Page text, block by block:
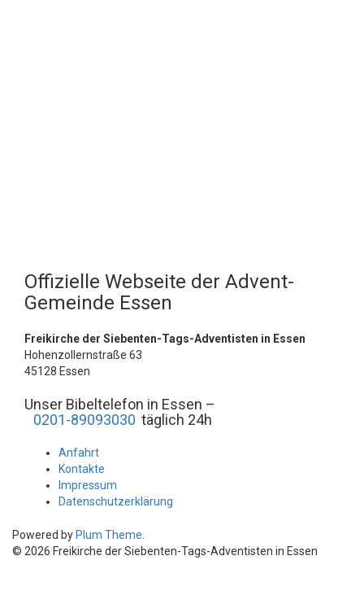
Offizielle Webseite der Advent-
Gemeinde Essen
Freikirche der Siebenten-Tags-Adventisten in Essen
Hohenzollernstraße 63
45128 Essen
Unser Bibeltelefon in Essen –
0201-89093030 täglich 24h
Anfahrt
Kontakte
Impressum
Datenschutzerklärung
Powered by Plum Theme
© 2026 Freikirche der Siebenten-Tags-Adventisten in Essen